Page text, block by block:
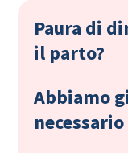
Paura di
il parto?
Abbiamo